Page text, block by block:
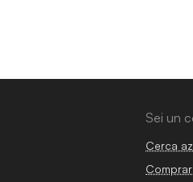
Sei un
Cerca